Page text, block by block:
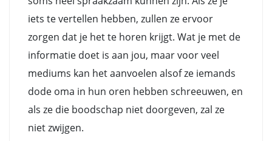
iets te vertellen hebben, zullen ze ervoor
zorgen dat je het te horen krijgt. Wat je met de
informatie doet is aan jou, maar voor veel
mediums kan het aanvoelen alsof ze iemands
dode oma in hun oren hebben schreeuwen, en
als ze die boodschap niet doorgeven, zal ze
niet zwijgen.